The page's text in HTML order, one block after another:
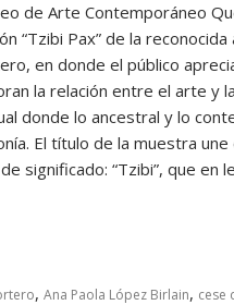
de Arte Contemporáneo
“Tzibi Pax” de la
en donde el público
la relación entre el arte y
donde lo ancestral y lo
El título de la muestra une
significado: “Tzibi”, que en
,Ana Paola López Birlain, cese